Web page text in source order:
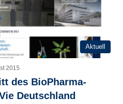
Aktuell
2015
des BioPharma-
Deutschland